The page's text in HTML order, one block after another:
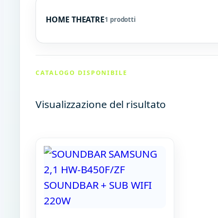
HOME THEATRE1 prodotti
CATALOGO DISPONIBILE
Visualizzazione del risultato